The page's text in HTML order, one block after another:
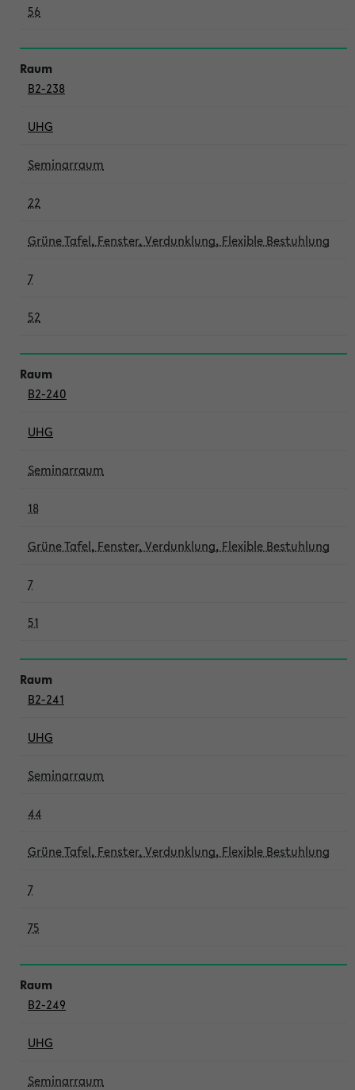
56
B2-238
UHG
Seminarraum
22
Grüne Tafel, Fenster, Verdunklung, Flexible Bestuhlung
7
52
B2-240
UHG
Seminarraum
18
Grüne Tafel, Fenster, Verdunklung, Flexible Bestuhlung
7
51
B2-241
UHG
Seminarraum
44
Grüne Tafel, Fenster, Verdunklung, Flexible Bestuhlung
7
75
B2-249
UHG
Seminarraum